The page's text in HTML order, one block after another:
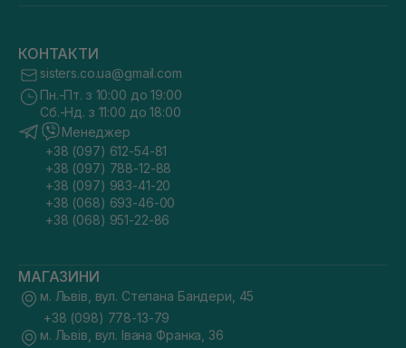
КОНТАКТИ
sisters.co.ua@gmail.com
Пн.-Пт. з 10:00 до 19:00
Сб.-Нд. з 11:00 до 18:00
Менеджер
+38 (097) 612-54-81
+38 (097) 788-12-88
+38 (097) 983-41-20
+38 (068) 693-46-00
+38 (068) 951-22-86
МАГАЗИНИ
м. Львів, вул. Степана Бандери, 45
+38 (098) 778-13-79
м. Львів, вул. Івана Франка, 36